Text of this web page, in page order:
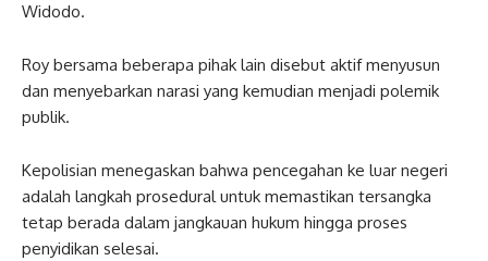
Widodo.
Roy bersama beberapa pihak lain disebut aktif menyusun
dan menyebarkan narasi yang kemudian menjadi polemik
publik.
Kepolisian menegaskan bahwa pencegahan ke luar negeri
adalah langkah prosedural untuk memastikan tersangka
tetap berada dalam jangkauan hukum hingga proses
penyidikan selesai.